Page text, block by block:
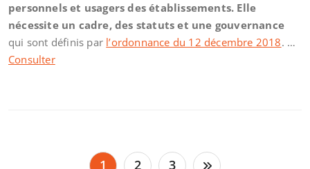
personnels et usagers des établissements. Elle
nécessite un cadre, des statuts et une gouvernance
qui sont définis par l’ordonnance du 12 décembre 2018. …
Consulter
Pagination 1 2 3